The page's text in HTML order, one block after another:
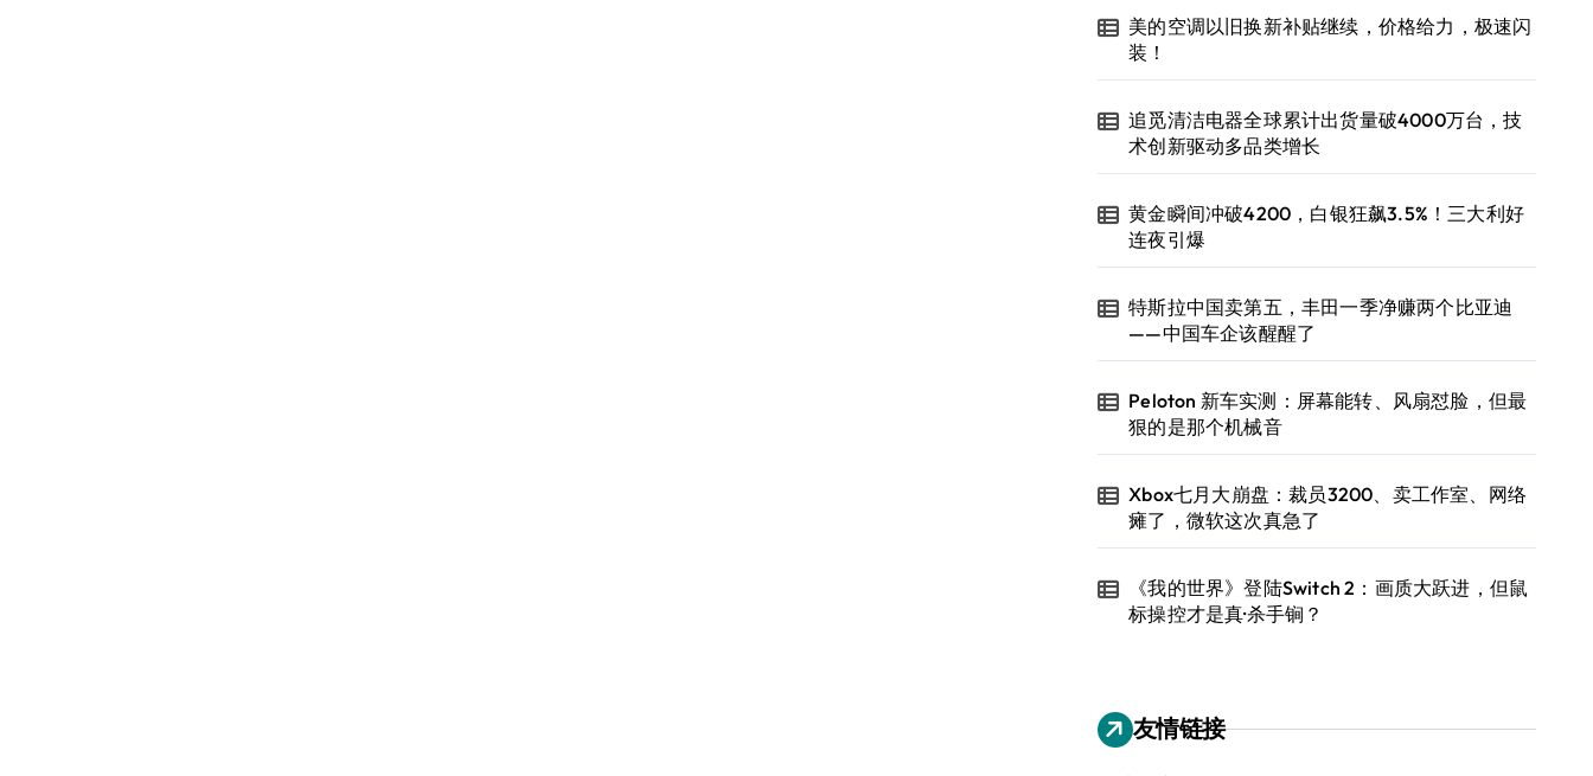
美的空调以旧换新补贴继续，价格给力，极速闪
装！
追觅清洁电器全球累计出货量破4000万台，技
术创新驱动多品类增长
黄金瞬间冲破4200，白银狂飙3.5%！三大利好
连夜引爆
特斯拉中国卖第五，丰田一季净赚两个比亚迪
——中国车企该醒醒了
Peloton 新车实测：屏幕能转、风扇怼脸，但最
狠的是那个机械音
Xbox七月大崩盘：裁员3200、卖工作室、网络
瘫了，微软这次真急了
《我的世界》登陆Switch 2：画质大跃进，但鼠
标操控才是真·杀手锏？
友情链接